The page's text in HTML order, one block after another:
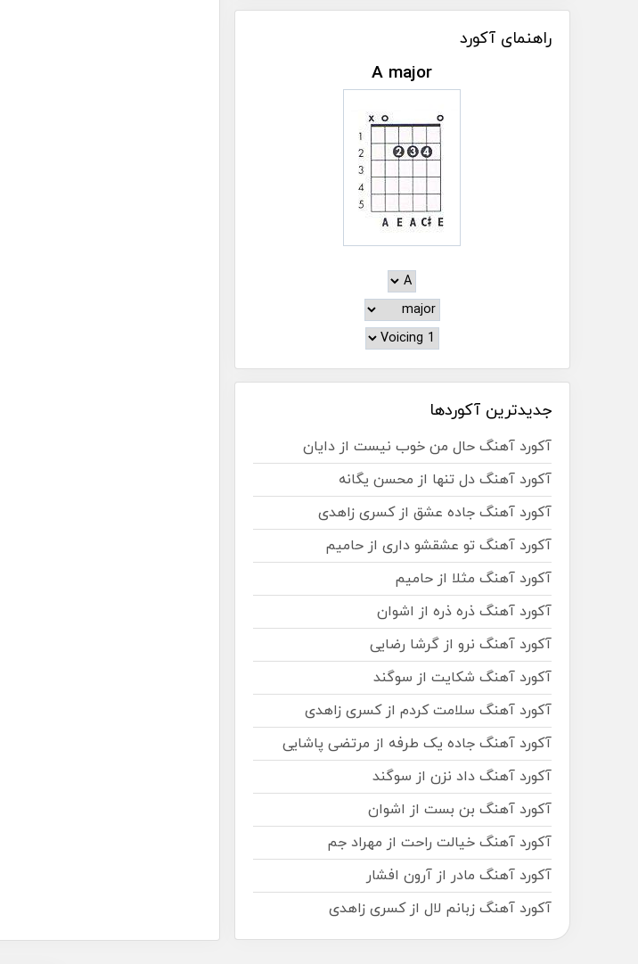
راهنمای آکورد
A major
جدیدترین آکوردها
آکورد آهنگ حال من خوب نیست از دایان
آکورد آهنگ دل تنها از محسن یگانه
آکورد آهنگ جاده عشق از کسری زاهدی
آکورد آهنگ تو عشقشو داری از حامیم
آکورد آهنگ مثلا از حامیم
آکورد آهنگ ذره ذره از اشوان
آکورد آهنگ نرو از گرشا رضایی
آکورد آهنگ شکایت از سوگند
آکورد آهنگ سلامت کردم از کسری زاهدی
آکورد آهنگ جاده یک طرفه از مرتضی پاشایی
آکورد آهنگ داد نزن از سوگند
آکورد آهنگ بن بست از اشوان
آکورد آهنگ خیالت راحت از مهراد جم
آکورد آهنگ مادر از آرون افشار
آکورد آهنگ زبانم لال از کسری زاهدی